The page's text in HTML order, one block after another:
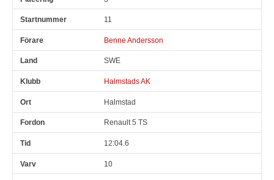
11
Benne Andersson
SWE
Halmstads AK
Halmstad
Renault 5 TS
12:04.6
10